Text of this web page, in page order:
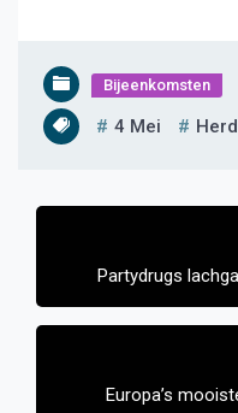
Bijeenkomsten
4 Mei
Bericht
Partydrugs
Europa’s